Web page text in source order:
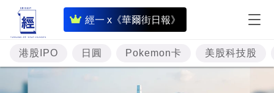
經一 x《華爾街日報》
即
時
財
經
港股IPO 日圓 Pokemon卡 美股科技股